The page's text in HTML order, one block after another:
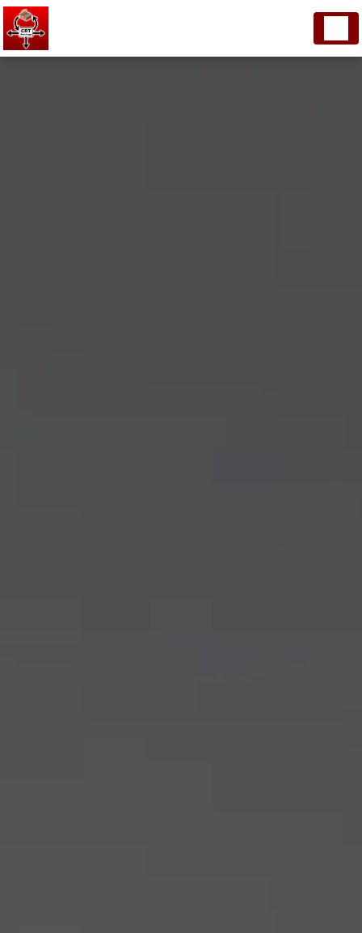
Panneau de gestion des cookies